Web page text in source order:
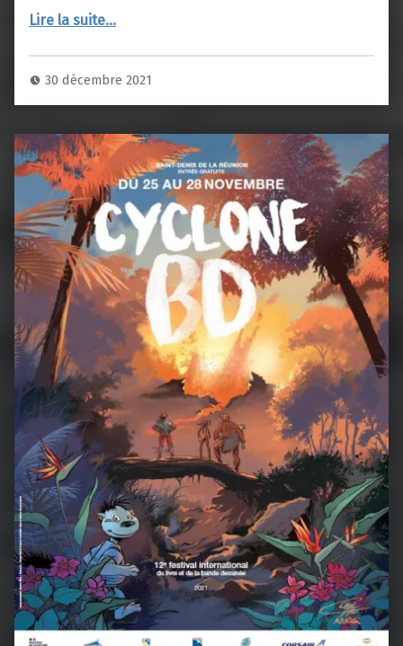
Lire la suite…
30 décembre 2021